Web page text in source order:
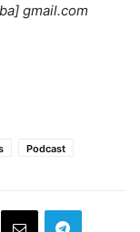
gmail.com
Podcast